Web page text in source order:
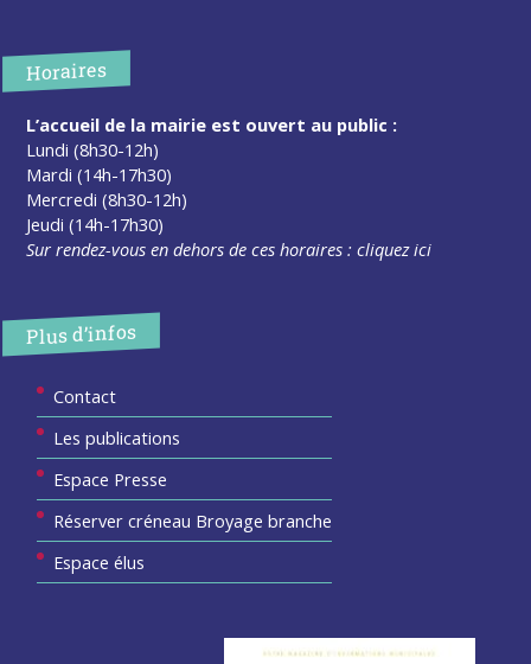
Horaires
L’accueil de la mairie est ouvert au public :
Lundi (8h30-12h)
Mardi (14h-17h30)
Mercredi (8h30-12h)
Jeudi (14h-17h30)
Sur rendez-vous en dehors de ces horaires :cliquez ici
Plus d’infos
Contact
Les publications
Espace Presse
Réserver créneau Broyage branche
Espace élus